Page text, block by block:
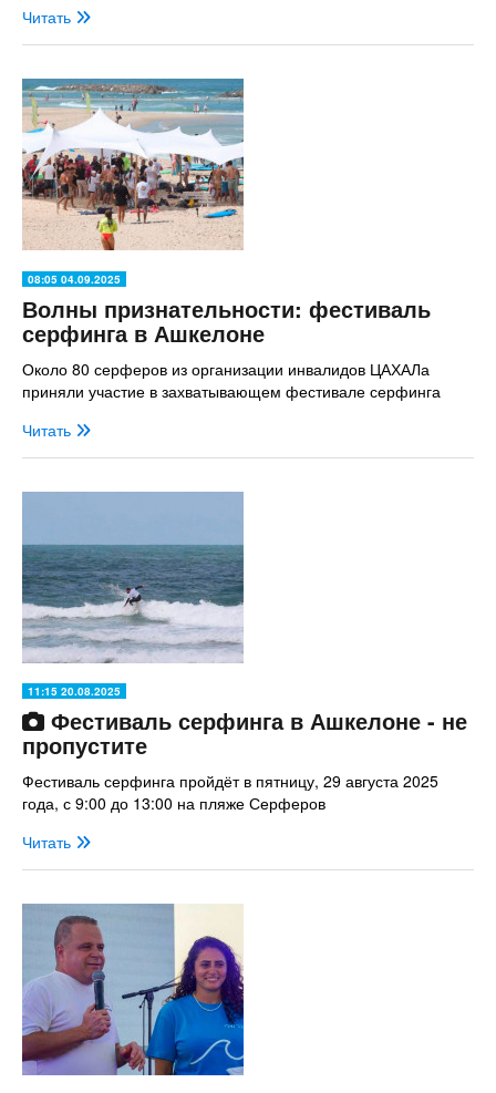
Читать
08:05 04.09.2025
Волны признательности: фестиваль
серфинга в Ашкелоне
Около 80 серферов из организации инвалидов ЦАХАЛа
приняли участие в захватывающем фестивале серфинга
Читать
11:15 20.08.2025
Фестиваль серфинга в Ашкелоне - не
пропустите
Фестиваль серфинга пройдёт в пятницу, 29 августа 2025
года, с 9:00 до 13:00 на пляже Серферов
Читать